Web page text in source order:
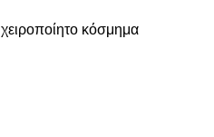
χειροποίητο κόσμημα